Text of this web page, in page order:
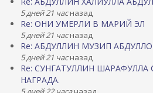
5 дней 21 часназад
Re: ОНИ УМЕРЛИ В МАРИЙ ЭЛ
5 дней 21 часназад
Re: АБДУЛЛИН МУЗИП
5 дней 21 часназад
Re: СУНГАТУЛЛИН ШАРАФУЛЛА
НАГРАДА.